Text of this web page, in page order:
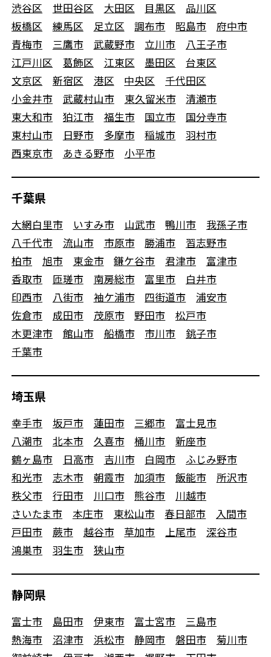
渋谷区
世田谷区 大田区 目黒区
品川区
板橋区
練馬区 足立区 調布市 昭島市
府中市
青梅市
三鷹市 武蔵野市 立川市
八王子市
江戸川区
葛飾区 江東区 墨田区
台東区
文京区
新宿区 港区 中央区
千代田区
小金井市
武蔵村山市 東久留米市
清瀬市
東大和市
狛江市 福生市 国立市
国分寺市
東村山市
日野市 多摩市 稲城市
羽村市
西東京市
あきる野市 小平市
千葉県
大網白里市 いすみ市 山武市 鴨川市
我孫子市
八千代市
流山市 市原市 勝浦市
習志野市
柏市
旭市 東金市 鎌ケ谷市 君津市
富津市
香取市
匝瑳市 南房総市 富里市
白井市
印西市
八街市 袖ケ浦市 四街道市
浦安市
佐倉市
成田市 茂原市 野田市
松戸市
木更津市
館山市 船橋市 市川市
銚子市
千葉市
埼玉県
幸手市 坂戸市 蓮田市 三郷市
富士見市
八潮市
北本市 久喜市 桶川市
新座市
鶴ヶ島市
日高市 吉川市 白岡市
ふじみ野市
和光市
志木市 朝霞市 加須市 飯能市
所沢市
秩父市
行田市 川口市 熊谷市
川越市
さいたま市
本庄市 東松山市 春日部市
入間市
戸田市
蕨市 越谷市 草加市 上尾市
深谷市
鴻巣市
羽生市 狭山市
静岡県
富士市 島田市 伊東市 富士宮市
三島市
熱海市
沼津市 浜松市 静岡市 磐田市
菊川市